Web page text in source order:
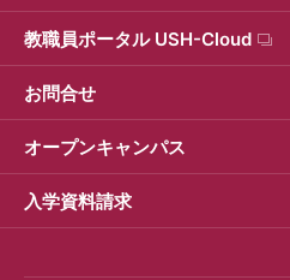
教職員ポータル USH-Cloud
お問合せ
オープンキャンパス
入学資料請求